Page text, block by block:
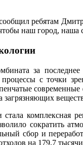
ребятам
наш город,
за
с точки
комплексная
сократить
сбор и
на 179,7